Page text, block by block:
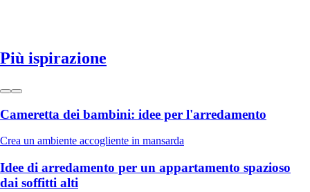
Più ispirazione
Cameretta dei bambini: idee per l'arredamento
Crea un ambiente accogliente in mansarda
Idee di arredamento per un appartamento spazioso
dai soffitti alti